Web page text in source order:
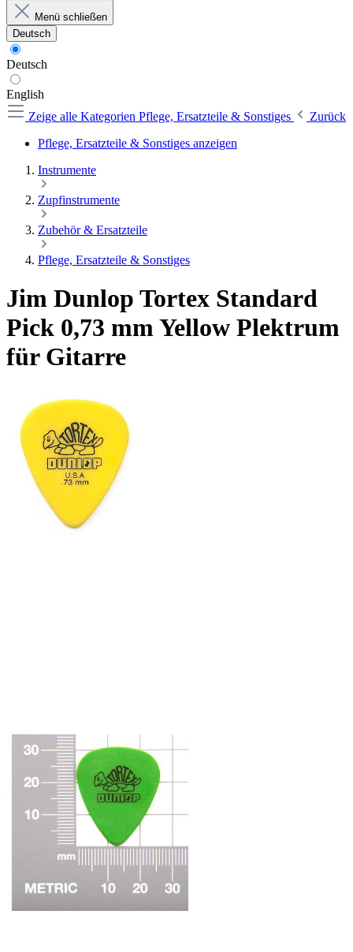
Menü schließen
Deutsch
Deutsch
English
Zeige alle Kategorien Pflege, Ersatzteile & Sonstiges
Zurück
Pflege, Ersatzteile & Sonstiges anzeigen
Instrumente
Zupfinstrumente
Zubehör & Ersatzteile
Pflege, Ersatzteile & Sonstiges
Jim Dunlop Tortex Standard
Pick 0,73 mm Yellow Plektrum
für Gitarre